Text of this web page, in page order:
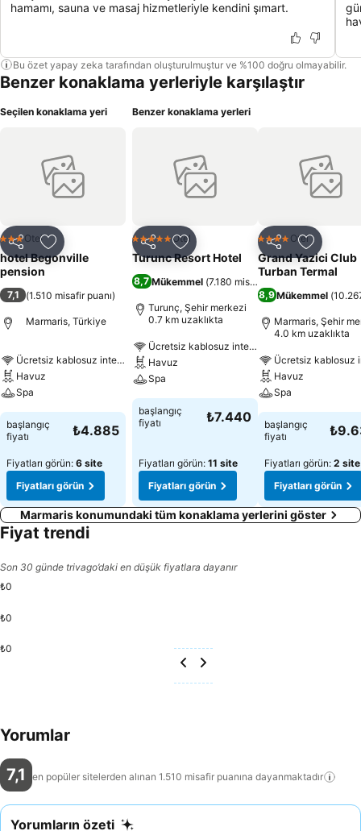
hamamı, sauna ve masaj hizmetleriyle kendini şımart.
Bu özet yapay zeka tarafından oluşturulmuştur ve %100 doğru olmayabilir.
Benzer konaklama yerleriyle karşılaştır
Seçilen konaklama yeri
Paylaş Favorilerime ekle
3 YıldızOtel
hotel Begonville
pension
7,1 (1.510 misafir puanı)
Marmaris, Türkiye
Ücretsiz kablosuz internet
Havuz
Spa
başlangıç
fiyatı
₺4.885
Fiyatları görün: 6 site
Fiyatları görün
Benzer konaklama yerleri
Paylaş Favorilerime ekle
5 Yıldız Otel
Turunc Resort Hotel
8,7Mükemmel (7.180 misafir puanı
Turunç, Şehir merkezi
0.7 km uzaklıkta
Ücretsiz kablosuz internet
Havuz
Spa
başlangıç
fiyatı
₺7.440
Fiyatları görün: 11 site
Fiyatları görün
Paylaş
4 Yıldız Otel
Grand Yazici Club
Turban Termal
8,9Mükemmel (
Marmaris, Şehir
4.0 km uzaklıkta
Ücretsiz kablosuz
Havuz
Spa
başlangıç
fiyatı
Fiyatları görün: 2 site
Fiyatları görün
Marmaris konumundaki tüm konaklama yerlerini göster
Fiyat trendi
Son 30 günde trivago’daki en düşük fiyatlara dayanır
₺0
₺0
₺0
Yorumlar
7,1 en popüler sitelerden alınan 1.510 misafir puanına dayanmaktadır
Yorumların özeti